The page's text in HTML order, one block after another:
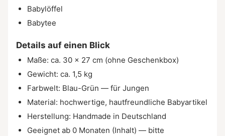
Babylöffel
Babytee
Details auf einen Blick
Maße: ca. 30 × 27 cm (ohne Geschenkbox)
Gewicht: ca. 1,5 kg
Farbwelt: Blau-Grün — für Jungen
Material: hochwertige, hautfreundliche Babyartikel
Herstellung: Handmade in Deutschland
Geeignet ab 0 Monaten (Inhalt) — bitte